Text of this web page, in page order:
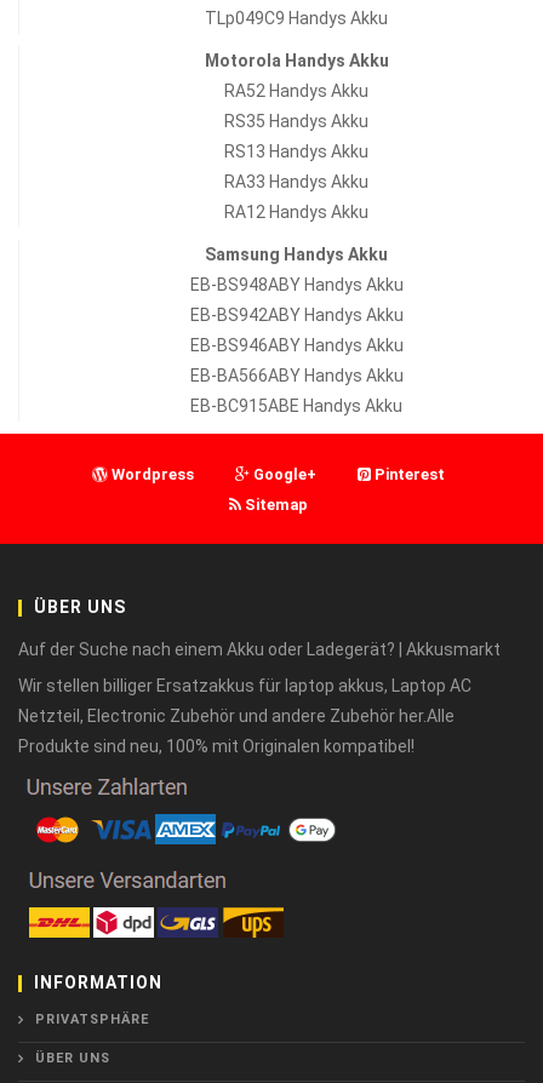
TLp049C9 Handys Akku
Motorola Handys Akku
RA52 Handys Akku
RS35 Handys Akku
RS13 Handys Akku
RA33 Handys Akku
RA12 Handys Akku
Samsung Handys Akku
EB-BS948ABY Handys Akku
EB-BS942ABY Handys Akku
EB-BS946ABY Handys Akku
EB-BA566ABY Handys Akku
EB-BC915ABE Handys Akku
Wordpress Google+
Pinterest
Sitemap
ÜBER UNS
Auf der Suche nach einem Akku oder Ladegerät? | Akkusmarkt
Wir stellen billiger Ersatzakkus für laptop akkus, Laptop AC
Netzteil, Electronic Zubehör und andere Zubehör her.Alle
Produkte sind neu, 100% mit Originalen kompatibel!
INFORMATION
PRIVATSPHÄRE
ÜBER UNS